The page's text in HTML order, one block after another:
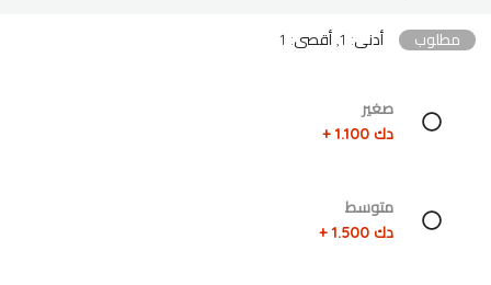
مطلوب أدنى: 1, أقصى: 1
صغير
دك 1.100 +
متوسط
دك 1.500 +